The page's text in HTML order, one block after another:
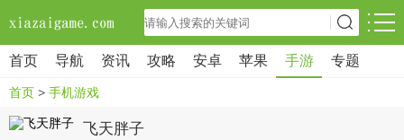
首页 导航 资讯 攻略 安卓 苹果 手游 专题
首页 > 手机游戏
飞天胖子